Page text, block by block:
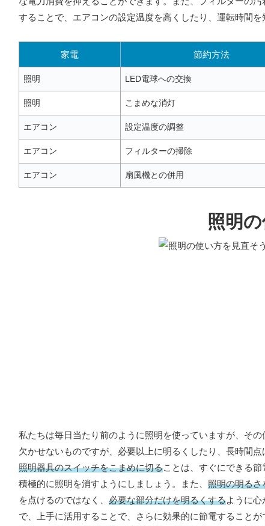
することで、エアコンの設定温度を高くしたり、運転時間を
家電 節約方法
照明 LED電球への交換
照明 こまめな消灯
エアコン 設定温度の調整
エアコン フィルターの掃除
エアコン 扇風機との併用
照明
私たちは毎日当たり前のように照明を使っていますが、そ
欠かせないものですが、必要以上に明るくしたり、長時間
照明器具のスイッチをこまめに切ることは、すぐにできる
積極的に照明を消すようにしましょう。また、 照明の明るさ
を点けるのではなく、 必要な部分だけを明るくするように
で、上手に活用することで、さらに効果的に節電することが